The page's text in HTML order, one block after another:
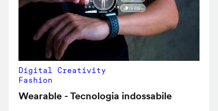
Digital Creativity
Fashion
Wearable - Tecnologia indossabile